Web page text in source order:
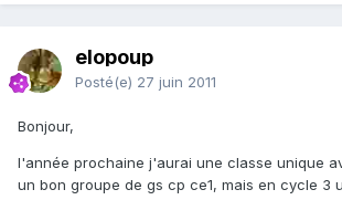
elopoup
Posté(e) 27 juin 2011
Bonjour,
l'année prochaine j'aurai une classe unique
un bon groupe de gs cp ce1, mais en cycle 3